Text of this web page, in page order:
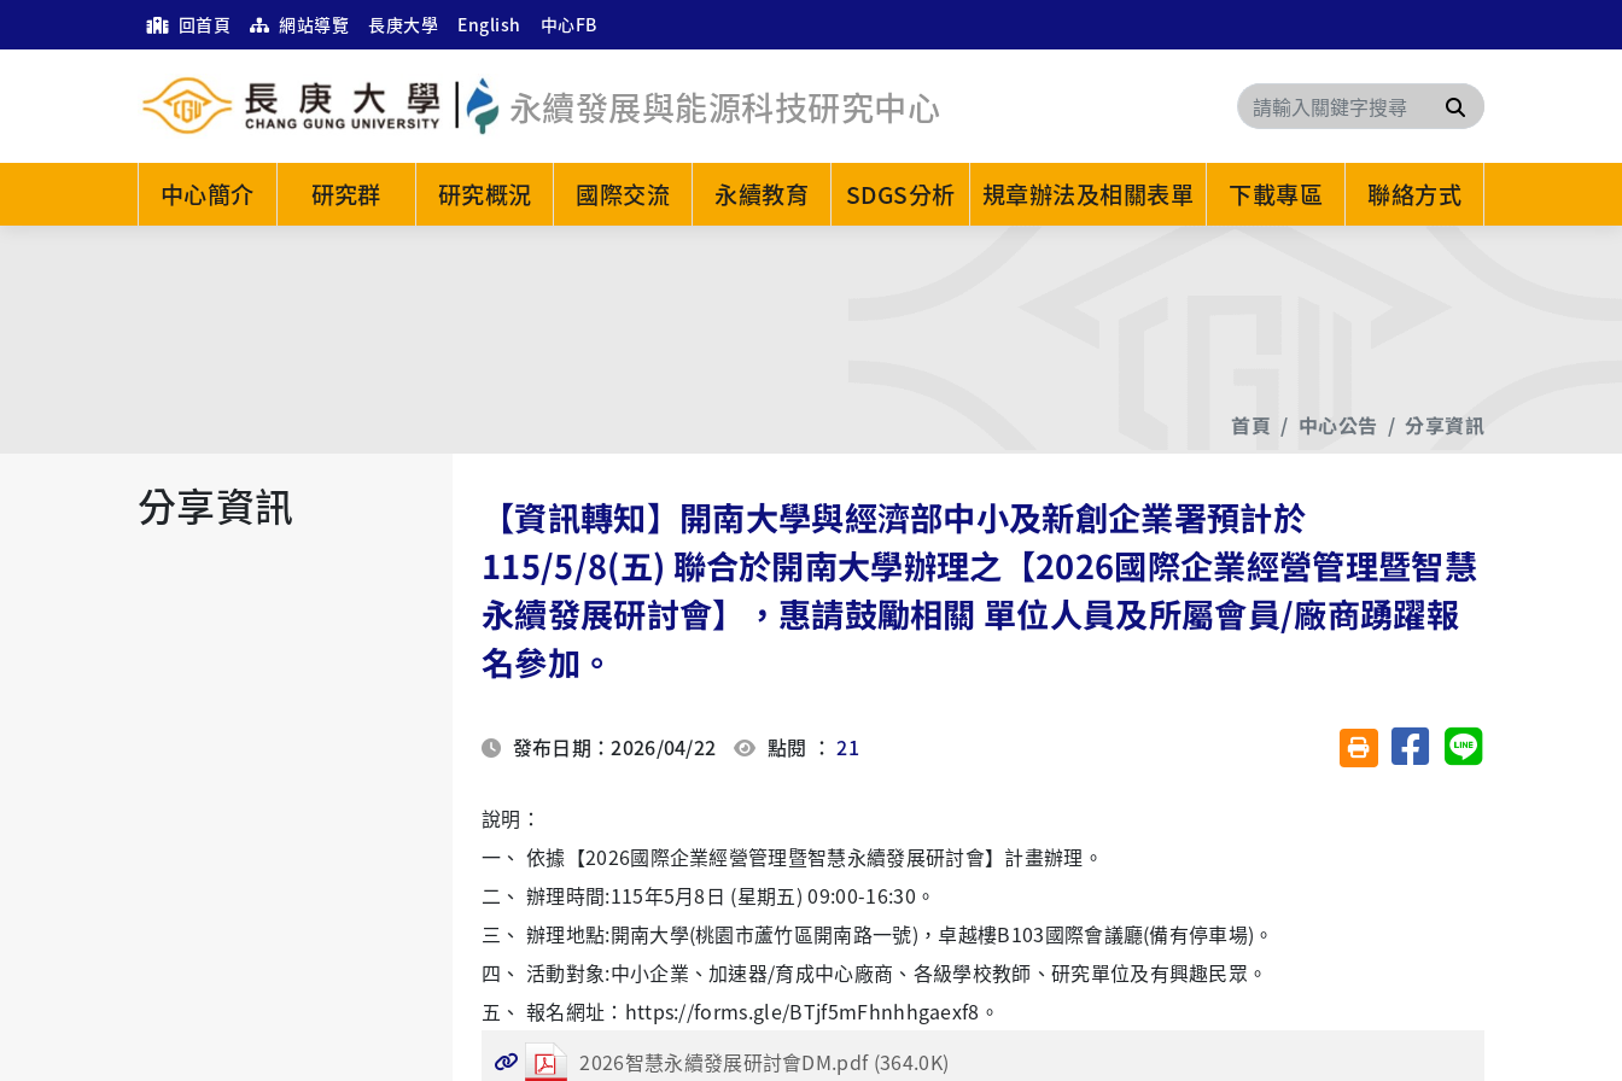
回首頁 網站導覽 長庚大學 English 中心FB
永續發展與能源科技研究中心 搜尋
中心簡介 研究群 研究概況 國際交流 永續教育 SDGS分析 規章辦法及相關表單 下載專區 聯絡方式
首頁 中心公告 分享資訊
分享資訊
【資訊轉知】開南大學與經濟部中小及新創企業署預計於
115/5/8(五) 聯合於開南大學辦理之【2026國際企業經營管理暨智慧
永續發展研討會】，惠請鼓勵相關 單位人員及所屬會員/廠商踴躍報
名參加。
發布日期：2026/04/22 點閱 ：21 友善列印(另開視窗)
分享至臉書分享至 Line
說明：
一、 依據【2026國際企業經營管理暨智慧永續發展研討會】計畫辦理。
二、 辦理時間:115年5月8日 (星期五) 09:00-16:30。
三、 辦理地點:開南大學(桃園市蘆竹區開南路一號)，卓越樓B103國際會議廳(備有停車場)。
四、 活動對象:中小企業、加速器/育成中心廠商、各級學校教師、研究單位及有興趣民眾。
五、 報名網址：https://forms.gle/BTjf5mFhnhhgaexf8。
2026智慧永續發展研討會DM.pdf (364.0K)